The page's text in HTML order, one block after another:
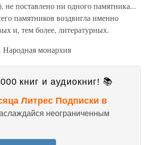
не поставлено ни одного памятника...
памятников воздвигла именно
и, тем более, литературных.
монархия
книг и аудиокниг! 📚
Литрес Подписки в
неограниченным